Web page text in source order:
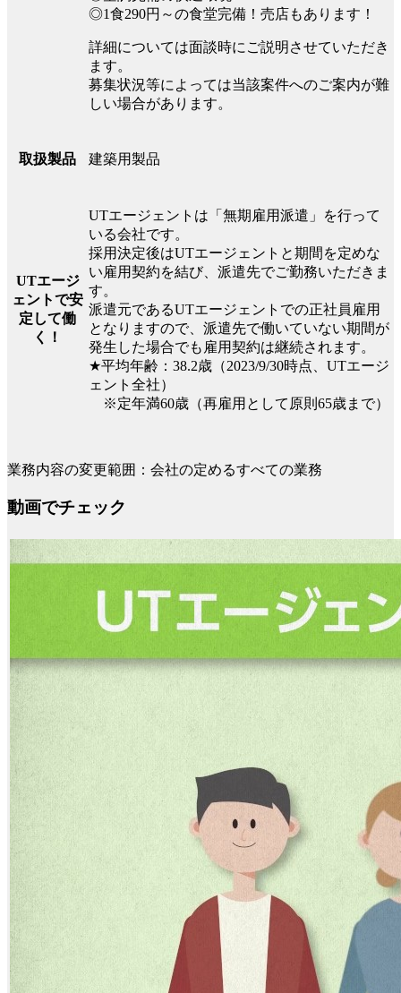
◎1食290円～の食堂完備！売店もあります！
詳細については面談時にご説明させていただき
ます。
募集状況等によっては当該案件へのご案内が難
しい場合があります。
取扱製品 建築用製品
UTエージ
ェントで安
定して働
く！
UTエージェントは「無期雇用派遣」を行って
いる会社です。
採用決定後はUTエージェントと期間を定めな
い雇用契約を結び、派遣先でご勤務いただきま
す。
派遣元であるUTエージェントでの正社員雇用
となりますので、派遣先で働いていない期間が
発生した場合でも雇用契約は継続されます。
★平均年齢：38.2歳（2023/9/30時点、UTエージ
ェント全社）
※定年満60歳（再雇用として原則65歳まで）
業務内容の変更範囲：会社の定めるすべての業務
動画でチェック